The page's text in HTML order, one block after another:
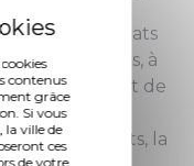
contenus
grâce
Si vous
la ville de
ces
de votre
les résultats
publics, à
permettant de
plus
primo arrivants, la